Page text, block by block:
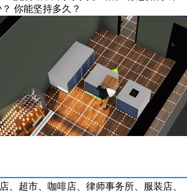
你能坚持多久？
、超市、咖啡店、律师事务所、服装店、